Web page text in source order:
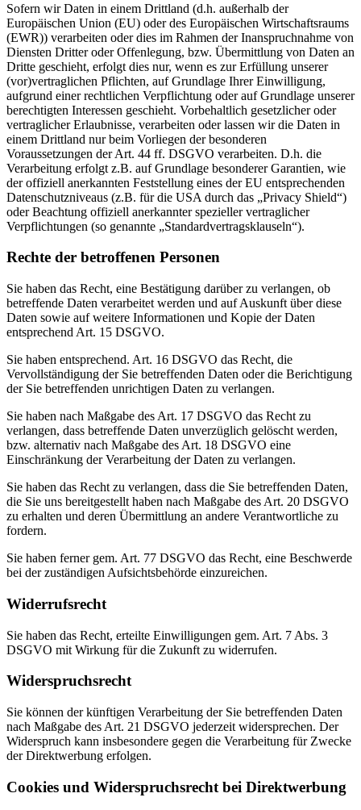
Sofern wir Daten in einem Drittland (d.h. außerhalb der
Europäischen Union (EU) oder des Europäischen Wirtschaftsraums
(EWR)) verarbeiten oder dies im Rahmen der Inanspruchnahme von
Diensten Dritter oder Offenlegung, bzw. Übermittlung von Daten an
Dritte geschieht, erfolgt dies nur, wenn es zur Erfüllung unserer
(vor)vertraglichen Pflichten, auf Grundlage Ihrer Einwilligung,
aufgrund einer rechtlichen Verpflichtung oder auf Grundlage unserer
berechtigten Interessen geschieht. Vorbehaltlich gesetzlicher oder
vertraglicher Erlaubnisse, verarbeiten oder lassen wir die Daten in
einem Drittland nur beim Vorliegen der besonderen
Voraussetzungen der Art. 44 ff. DSGVO verarbeiten. D.h. die
Verarbeitung erfolgt z.B. auf Grundlage besonderer Garantien, wie
der offiziell anerkannten Feststellung eines der EU entsprechenden
Datenschutzniveaus (z.B. für die USA durch das „Privacy Shield“)
oder Beachtung offiziell anerkannter spezieller vertraglicher
Verpflichtungen (so genannte „Standardvertragsklauseln“).
Rechte der betroffenen Personen
Sie haben das Recht, eine Bestätigung darüber zu verlangen, ob
betreffende Daten verarbeitet werden und auf Auskunft über diese
Daten sowie auf weitere Informationen und Kopie der Daten
entsprechend Art. 15 DSGVO.
Sie haben entsprechend. Art. 16 DSGVO das Recht, die
Vervollständigung der Sie betreffenden Daten oder die Berichtigung
der Sie betreffenden unrichtigen Daten zu verlangen.
Sie haben nach Maßgabe des Art. 17 DSGVO das Recht zu
verlangen, dass betreffende Daten unverzüglich gelöscht werden,
bzw. alternativ nach Maßgabe des Art. 18 DSGVO eine
Einschränkung der Verarbeitung der Daten zu verlangen.
Sie haben das Recht zu verlangen, dass die Sie betreffenden Daten,
die Sie uns bereitgestellt haben nach Maßgabe des Art. 20 DSGVO
zu erhalten und deren Übermittlung an andere Verantwortliche zu
fordern.
Sie haben ferner gem. Art. 77 DSGVO das Recht, eine Beschwerde
bei der zuständigen Aufsichtsbehörde einzureichen.
Widerrufsrecht
Sie haben das Recht, erteilte Einwilligungen gem. Art. 7 Abs. 3
DSGVO mit Wirkung für die Zukunft zu widerrufen.
Widerspruchsrecht
Sie können der künftigen Verarbeitung der Sie betreffenden Daten
nach Maßgabe des Art. 21 DSGVO jederzeit widersprechen. Der
Widerspruch kann insbesondere gegen die Verarbeitung für Zwecke
der Direktwerbung erfolgen.
Cookies und Widerspruchsrecht bei Direktwerbung